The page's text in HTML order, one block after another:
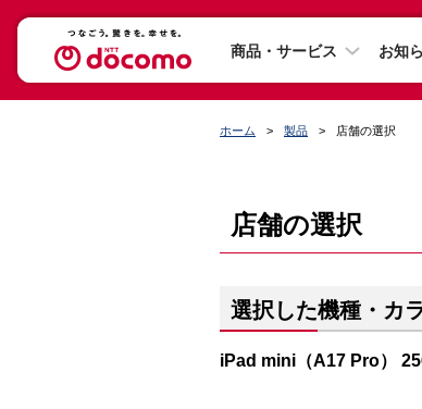
商品・サービス お知
ホーム 製品 店舗の選択
店舗の選択
選択した機種・カ
iPad mini（A17 Pro）